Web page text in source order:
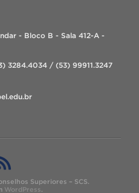
- Bloco B - Sala 412-A -
3284.4034 / (53) 99911.3247
Superiores – SCS.
WordPress.